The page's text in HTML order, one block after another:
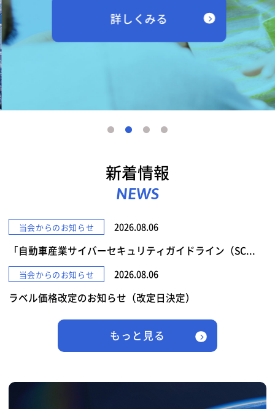
詳しくみる
新着情報
NEWS
当会からのお知らせ 2026.08.06
「自動車産業サイバーセキュリティガイドライン（SC...
当会からのお知らせ 2026.08.06
ラベル価格改定のお知らせ（改定日決定）
もっと見る